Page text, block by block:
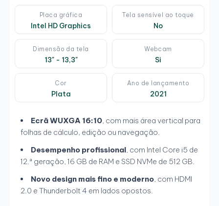
Placa gráfica
Intel HD Graphics
Tela sensível ao toque
No
Dimensão da tela
13" - 13,3"
Webcam
Si
Cor
Plata
Ano de lançamento
2021
Ecrã WUXGA 16:10 , com mais área vertical para
folhas de cálculo, edição ou navegação.
Desempenho profissional , com Intel Core i5 de
12.ª geração, 16 GB de RAM e SSD NVMe de 512 GB.
Novo design mais fino e moderno , com HDMI
2.0 e Thunderbolt 4 em lados opostos.